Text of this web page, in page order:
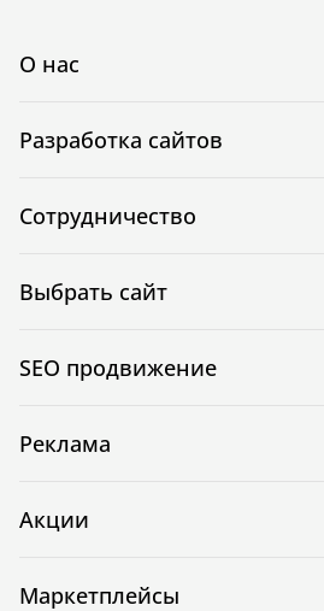
О нас
Разработка сайтов
Сотрудничество
Выбрать сайт
SEO продвижение
Реклама
Акции
Маркетплейсы